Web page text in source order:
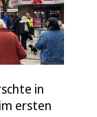
in
ersten